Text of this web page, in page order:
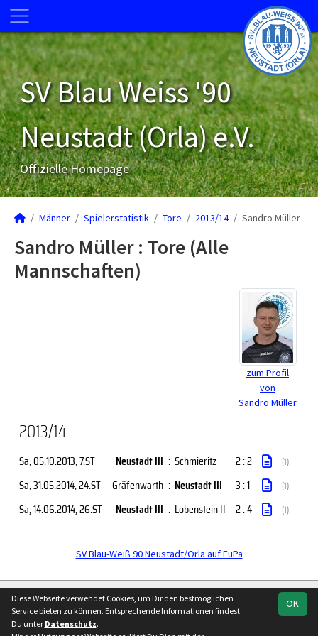
SV Blau Weiss '90
Neustadt (Orla) e.V.
Offizielle Homepage
Männer Spielerstatistik Tore 2013/14 Sandro Müller
Sandro Müller : Tore (Alle
Mannschaften)
zum Profil
von
Sandro Müller
2013/14
Sa, 05.10.2013, 7.ST Neustadt III : Schmieritz 2 : 2 (1)
Sa, 31.05.2014, 24.ST Gräfenwarth : Neustadt III 3 : 1 (1)
Sa, 14.06.2014, 26.ST Neustadt III : Lobenstein II 2 : 4 (1)
SV Blau-Weiß 90 Neustadt/Orla auf FuPa
soccero.de
Besucherstatistik
OK
Diese Webseite verwendet Cookies, um Dir den bestmöglichen
Service bieten zu können. Entsprechende Informationen findest
Du unter Datenschutz.